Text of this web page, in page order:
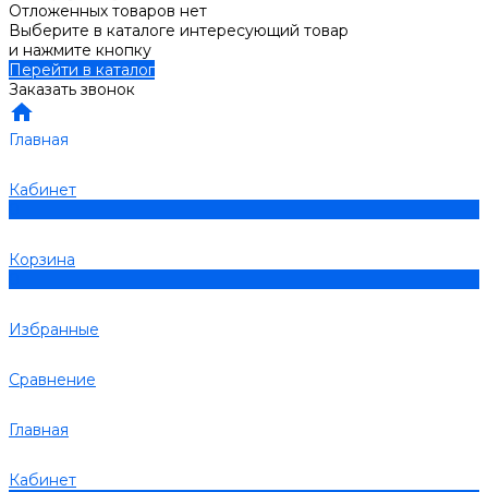
Отложенных товаров нет
Выберите в каталоге интересующий товар
и нажмите кнопку
Перейти в каталог
Заказать звонок
Главная
Кабинет
Корзина
Избранные
Сравнение
Главная
Кабинет